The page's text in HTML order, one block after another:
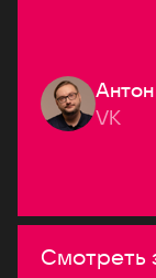
VK
Смотреть